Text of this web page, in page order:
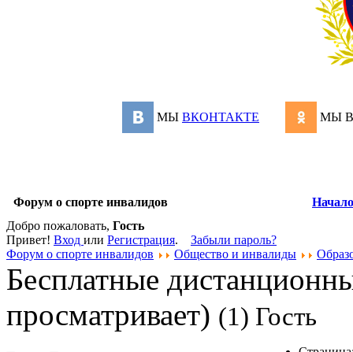
МЫ ВКОНТАКТЕ МЫ
Форум о спорте инвалидов
Начало
Добро пожаловать, Гость
Привет! Вход или Регистрация. Забыли пароль?
Форум о спорте инвалидов
Общество и инвалиды
Бесплатные
просматривает) (1) Гость